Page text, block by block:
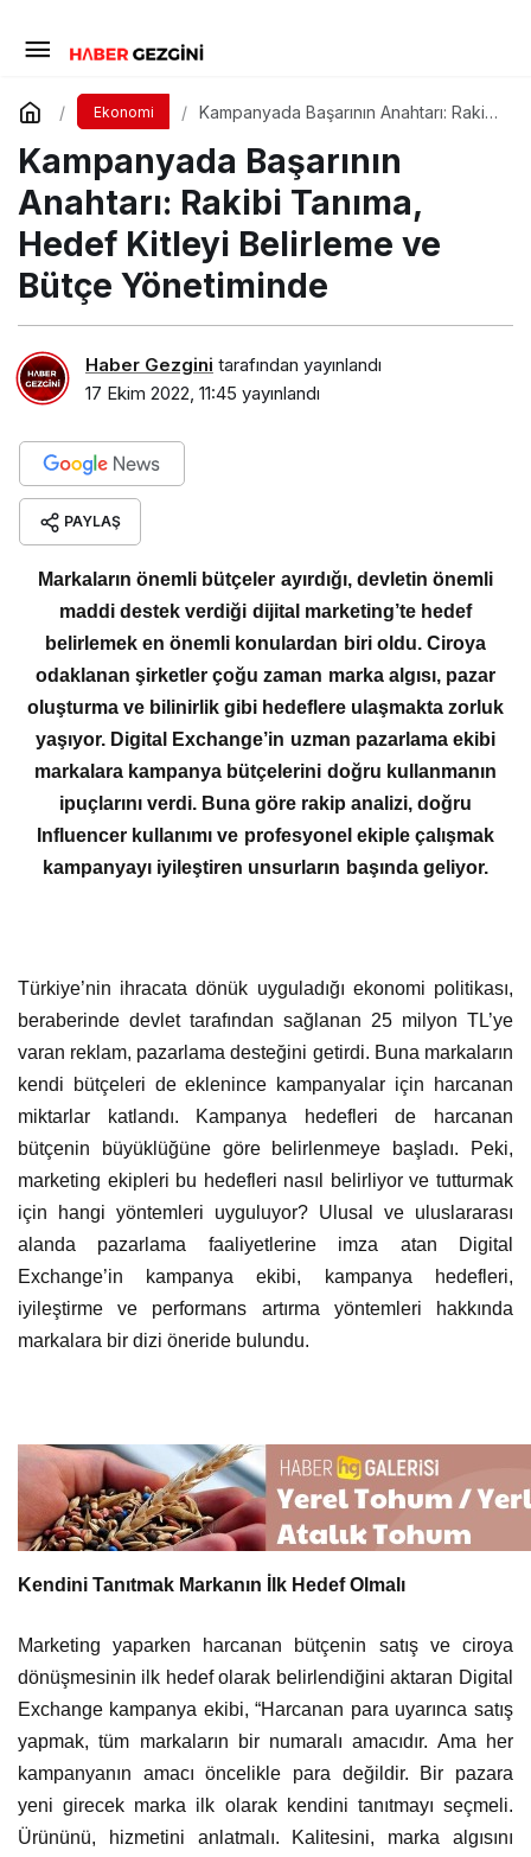
Ekonomi
Kampanyada Başarının Anahtarı: Rakibi
Bütçe Yönetiminde
Kampanyada Başarının
Anahtarı: Rakibi Tanıma,
Hedef Kitleyi Belirleme ve
Bütçe Yönetiminde
Haber Gezgini tarafından yayınlandı
17 Ekim 2022, 11:45 yayınlandı
PAYLAŞ
Markaların önemli bütçeler ayırdığı, devletin önemli
maddi destek verdiği dijital marketing’te hedef
belirlemek en önemli konulardan biri oldu. Ciroya
odaklanan şirketler çoğu zaman marka algısı, pazar
oluşturma ve bilinirlik gibi hedeflere ulaşmakta zorluk
yaşıyor. Digital Exchange’in uzman pazarlama ekibi
markalara kampanya bütçelerini doğru kullanmanın
ipuçlarını verdi. Buna göre rakip analizi, doğru
Influencer kullanımı ve profesyonel ekiple çalışmak
kampanyayı iyileştiren unsurların başında geliyor.
Türkiye’nin ihracata dönük uyguladığı ekonomi politikası,
beraberinde devlet tarafından sağlanan 25 milyon TL’ye
varan reklam, pazarlama desteğini getirdi. Buna markaların
kendi bütçeleri de eklenince kampanyalar için harcanan
miktarlar katlandı. Kampanya hedefleri de harcanan
bütçenin büyüklüğüne göre belirlenmeye başladı. Peki,
marketing ekipleri bu hedefleri nasıl belirliyor ve tutturmak
için hangi yöntemleri uyguluyor? Ulusal ve uluslararası
alanda pazarlama faaliyetlerine imza atan Digital
Exchange’in kampanya ekibi, kampanya hedefleri,
iyileştirme ve performans artırma yöntemleri hakkında
markalara bir dizi öneride bulundu.
Kendini Tanıtmak Markanın İlk Hedef Olmalı
Marketing yaparken harcanan bütçenin satış ve ciroya
dönüşmesinin ilk hedef olarak belirlendiğini aktaran Digital
Exchange kampanya ekibi, “Harcanan para uyarınca satış
yapmak, tüm markaların bir numaralı amacıdır. Ama her
kampanyanın amacı öncelikle para değildir. Bir pazara
yeni girecek marka ilk olarak kendini tanıtmayı seçmeli.
Ürününü, hizmetini anlatmalı. Kalitesini, marka algısını